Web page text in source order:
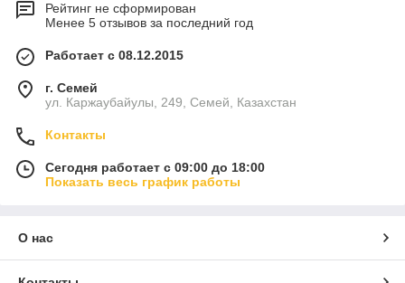
Рейтинг не сформирован
Менее 5 отзывов за последний год
Работает с 08.12.2015
г. Семей
ул. Каржаубайулы, 249, Семей, Казахстан
Контакты
Сегодня работает с 09:00 до 18:00
Показать весь график работы
О нас